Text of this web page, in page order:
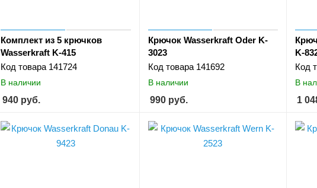
Комплект из 5 крючков
Wasserkraft K-415
Код товара 141724
В наличии
940 руб.
Крючок Wasserkraft Oder K-
3023
Код товара 141692
В наличии
990руб.
K-
Код
В
1